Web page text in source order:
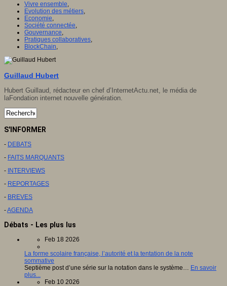
Vivre ensemble,
Evolution des métiers,
Economie,
Société connectée,
Gouvernance,
Pratiques collaboratives,
BlockChain,
Guillaud Hubert
Hubert Guillaud, rédacteur en chef d’ InternetActu.net, le média de
laFondation internet nouvelle génération.
S'INFORMER
- DEBATS
- FAITS MARQUANTS
- INTERVIEWS
- REPORTAGES
- BREVES
-AGENDA
Débats - Les plus lus
Feb 18 2026
La forme scolaire française, l’autorité et la tentation de la note
sommative
Septième post d’une série sur la notation dans le système… En savoir
plus...
Feb 10 2026